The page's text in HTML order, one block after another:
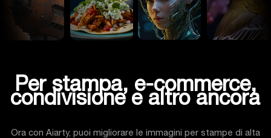
Per stampa, e-commerce,
condivisione e altro ancora
Ora con Aiarty, puoi migliorare le immagini per stampe di alta